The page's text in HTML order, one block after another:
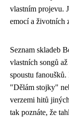
vlastním projevu.
emocí a životních
Seznam skladeb
vlastních songů
spoustu
"Dělám stojky"
verzemi hitů
tak poznáte, že